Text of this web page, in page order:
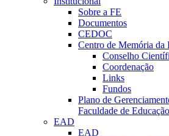
Sobre a FE
Documentos
CEDOC
Centro de Memória da
Conselho
Coordenação
Links
Fundos
Plano de
Faculdade de Educação
EAD
EAD